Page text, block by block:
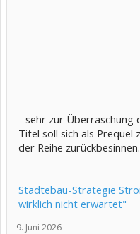
- sehr zur Überraschung
Titel soll sich als Prequel
der Reihe zurückbesinnen.
Städtebau-Strategie
wirklich nicht erwartet"
9. Juni 2026